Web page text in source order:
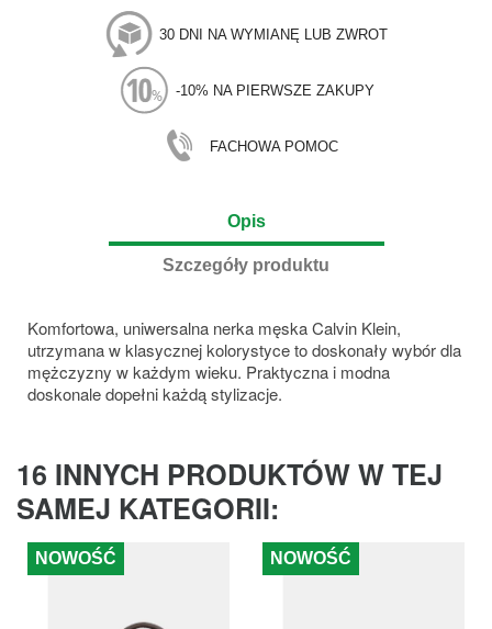
30 DNI NA WYMIANĘ LUB ZWROT
-10% NA PIERWSZE ZAKUPY
FACHOWA POMOC
Opis
Szczegóły produktu
Komfortowa, uniwersalna nerka męska Calvin Klein,
utrzymana w klasycznej kolorystyce to doskonały wybór dla
mężczyzny w każdym wieku. Praktyczna i modna
doskonale dopełni każdą stylizacje.
16 INNYCH PRODUKTÓW W TEJ
SAMEJ KATEGORII:
NOWOŚĆ NOWOŚĆ